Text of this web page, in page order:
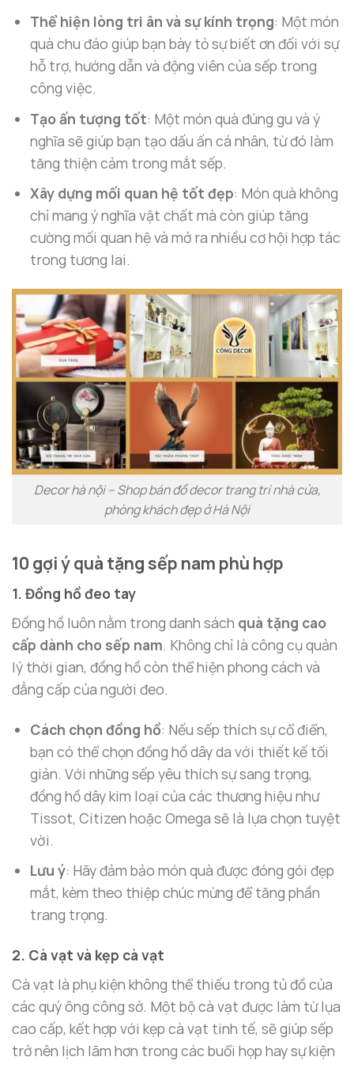
Thể hiện lòng tri ân và sự kính trọng: Một món
quà chu đáo giúp bạn bày tỏ sự biết ơn đối với sự
hỗ trợ, hướng dẫn và động viên của sếp trong
công việc.
Tạo ấn tượng tốt: Một món quà đúng gu và ý
nghĩa sẽ giúp bạn tạo dấu ấn cá nhân, từ đó làm
tăng thiện cảm trong mắt sếp.
Xây dựng mối quan hệ tốt đẹp: Món quà không
chỉ mang ý nghĩa vật chất mà còn giúp tăng
cường mối quan hệ và mở ra nhiều cơ hội hợp tác
trong tương lai.
Decor hà nội – Shop bán đồ decor trang trí nhà cửa,
phòng khách đẹp ở Hà Nội
10 gợi ý quà tặng sếp nam phù hợp
1. Đồng hồ đeo tay
Đồng hồ luôn nằm trong danh sách quà tặng cao
cấp dành cho sếp nam. Không chỉ là công cụ quản
lý thời gian, đồng hồ còn thể hiện phong cách và
đẳng cấp của người đeo.
Cách chọn đồng hồ: Nếu sếp thích sự cổ điển,
bạn có thể chọn đồng hồ dây da với thiết kế tối
giản. Với những sếp yêu thích sự sang trọng,
đồng hồ dây kim loại của các thương hiệu như
Tissot, Citizen hoặc Omega sẽ là lựa chọn tuyệt
vời.
Lưu ý: Hãy đảm bảo món quà được đóng gói đẹp
mắt, kèm theo thiệp chúc mừng để tăng phần
trang trọng.
2. Cà vạt và kẹp cà vạt
Cà vạt là phụ kiện không thể thiếu trong tủ đồ của
các quý ông công sở. Một bộ cà vạt được làm từ lụa
cao cấp, kết hợp với kẹp cà vạt tinh tế, sẽ giúp sếp
trở nên lịch lãm hơn trong các buổi họp hay sự kiện